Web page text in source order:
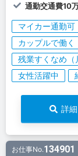
通勤交通費10
マイカー通勤可
カップルで働く
残業すくなめ（
女性活躍中
詳
お仕事No.134901